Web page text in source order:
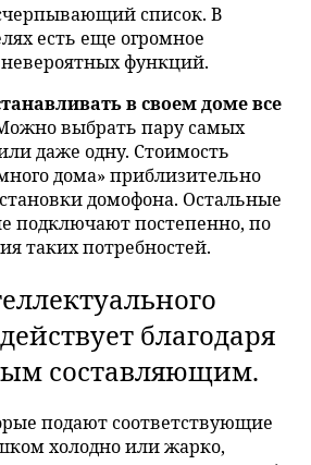
список. В
есть еще огромное
функций.
в своем доме все
выбрать пару самых
даже одну. Стоимость
дома» приблизительно
домофона. Остальные
подключают постепенно, по
таких потребностей.
благодаря
составляющим.
подают соответствующие
холодно или жарко,